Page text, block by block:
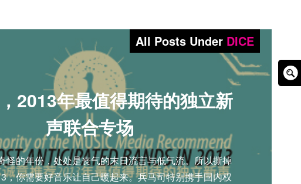
All Posts Under DICE
2013年最值得期待的独立新
声联合专场
怪的年份，处处是丧气的末日流言与低气流。所以撕掉
，你需要好音乐让自己暖起来。兵马司特别携手国内权